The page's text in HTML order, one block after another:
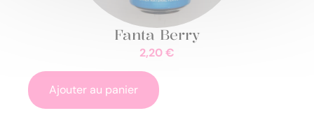
Fanta Berry
2,20€
Ajouter au panier